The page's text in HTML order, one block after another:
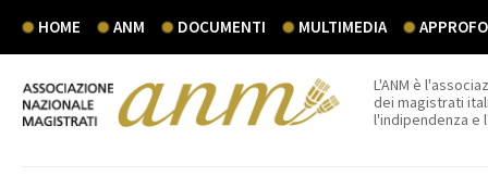
HOME ANM DOCUMENTI MULTIMEDIA
L'ANM è
dei magistrati
l'indipendenza e